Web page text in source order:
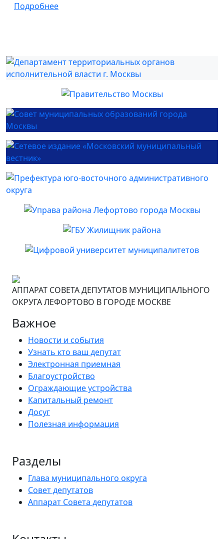
Подробнее
АППАРАТ СОВЕТА ДЕПУТАТОВ МУНИЦИПАЛЬНОГО
ОКРУГА ЛЕФОРТОВО В ГОРОДЕ МОСКВЕ
Важное
Новости и события
Узнать кто ваш депутат
Электронная приемная
Благоустройство
Ограждающие устройства
Капитальный ремонт
Досуг
Полезная информация
Разделы
Глава муниципального округа
Совет депутатов
Аппарат Совета депутатов